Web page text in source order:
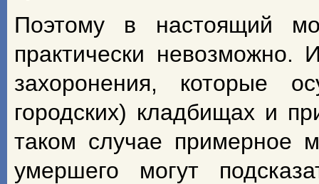
Поэтому в настоящий
практически
захоронения, которые
городских) кладбищах и
таком случае примерное
умершего могут